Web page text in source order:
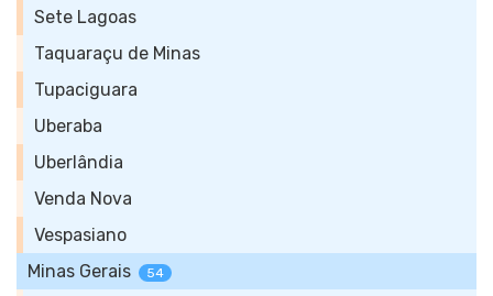
Sete Lagoas
Taquaraçu de Minas
Tupaciguara
Uberaba
Uberlândia
Venda Nova
Vespasiano
Minas Gerais
54